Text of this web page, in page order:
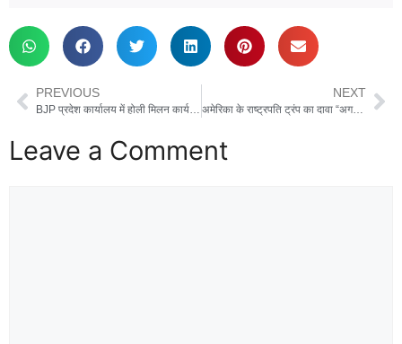
PREVIOUS
BJP प्रदेश कार्यालय में होली मिलन कार्यक्रम में शामिल हुए CM धामी, कार्यकर्ताओं के साथ खेली होली
NEXT
अमेरिका के राष्ट्रपति ट्रंप का दावा “अगर मैं न्यूक्लियर डील नहीं रोकता, तो 3 साल पहले ही परमाणु बम बना लेता ईरान”
Leave a Comment